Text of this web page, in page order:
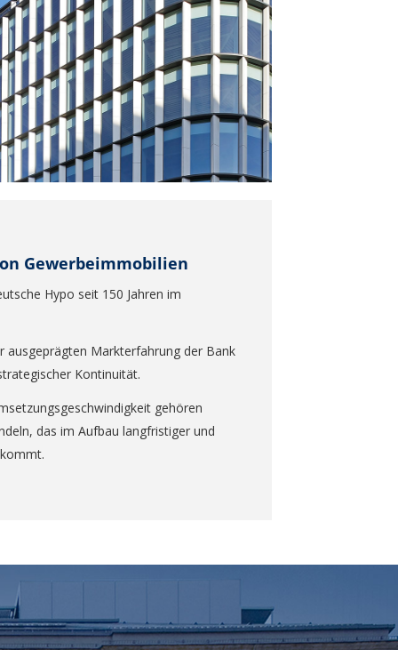
Gewerbeimmobilien
Hypo seit 150 Jahren im
ausgeprägten Markterfahrung der Bank
Kontinuität.
gehören
das im Aufbau langfristiger und